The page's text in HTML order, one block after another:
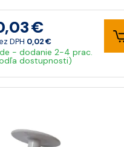
€
DPH 0,02 €
- dodanie 2-4 prac.
dostupnosti)